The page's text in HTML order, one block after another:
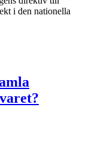
i den nationella